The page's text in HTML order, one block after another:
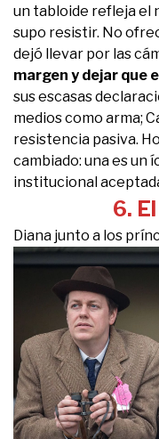
un tabloide refleja el
supo resistir. No
dejó llevar por las
margen y dejar que
sus escasas
medios como arma;
resistencia pasiva.
cambiado: una es un
institucional
6.
Diana junto a los